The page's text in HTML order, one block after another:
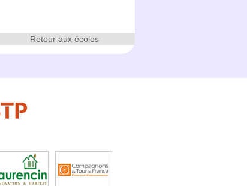
Retour aux écoles